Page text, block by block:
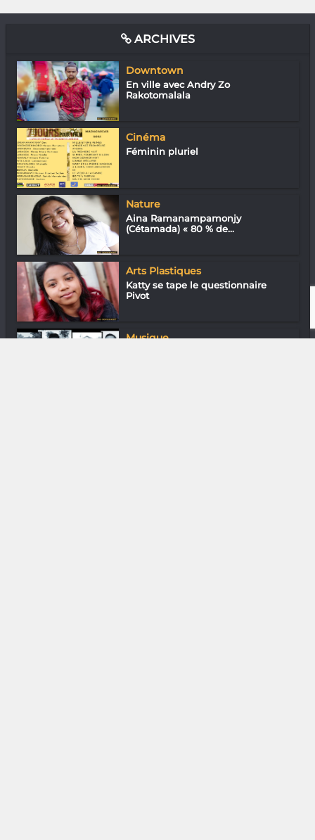
ARCHIVES
Downtown
En ville avec Andry Zo
Rakotomalala
Cinéma
Féminin pluriel
Nature
Aina Ramanampamonjy
(Cétamada) « 80 % de...
Arts Plastiques
Katty se tape le questionnaire
Pivot
Musique